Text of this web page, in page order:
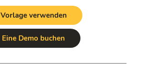
Vorlage verwenden
Eine Demo buchen